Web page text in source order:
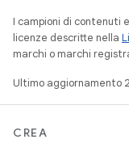
I campioni di contenuti
licenze descritte nella
marchi o marchi
Ultimo aggiornamento
CREA